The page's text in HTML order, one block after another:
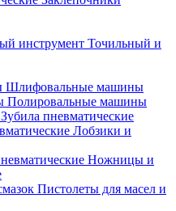
Точильный и
Шлифовальные машины
Полировальные машины
Зубила пневматические
Лобзики и
Ножницы и
Пистолеты для масел и